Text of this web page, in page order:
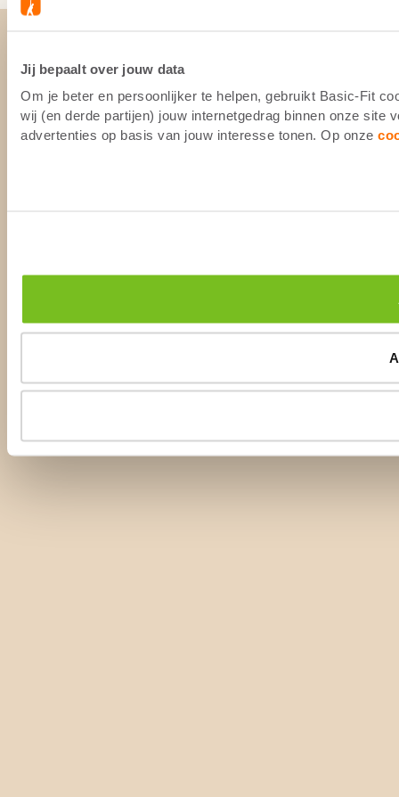
Jij bepaalt over jouw data
Om je beter en persoonlijker te helpen, gebruikt Basic-Fit
wij (en derde partijen) jouw internetgedrag binnen onze site
advertenties op basis van jouw interesse tonen. Op onze